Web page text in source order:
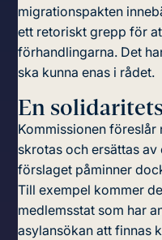
migrationspakten
ett retoriskt grepp för
förhandlingarna. Det
ska kunna enas i rådet.
En
Kommissionen
skrotas och ersättas av
förslaget påminner
Till exempel kommer
medlemsstat som har
asylansökan att finnas